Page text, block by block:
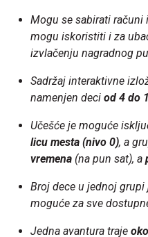
Mogu se sabirati računi
mogu iskoristiti i za
izvlačenju nagradnog
Sadržaj interaktivne
namenjen deci od 4 do
Učešće je moguće
licu mesta (nivo 0), a
vremena (na pun sat), a
Broj dece u jednoj grupi
moguće za sve
Jedna avantura traje